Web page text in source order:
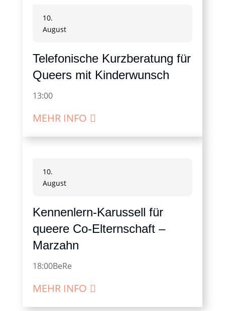
10.
August
Telefonische Kurzberatung für
Queers mit Kinderwunsch
13:00
MEHR INFO
10.
August
Kennenlern-Karussell für
queere Co-Elternschaft –
Marzahn
18:00BeRe
MEHR INFO